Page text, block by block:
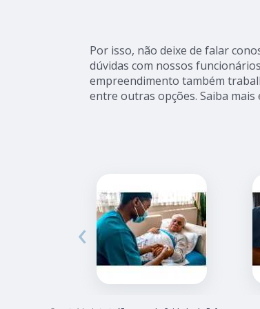
Por isso, não deixe de falar
dúvidas com nossos
empreendimento também
entre outras opções. Saiba
‹